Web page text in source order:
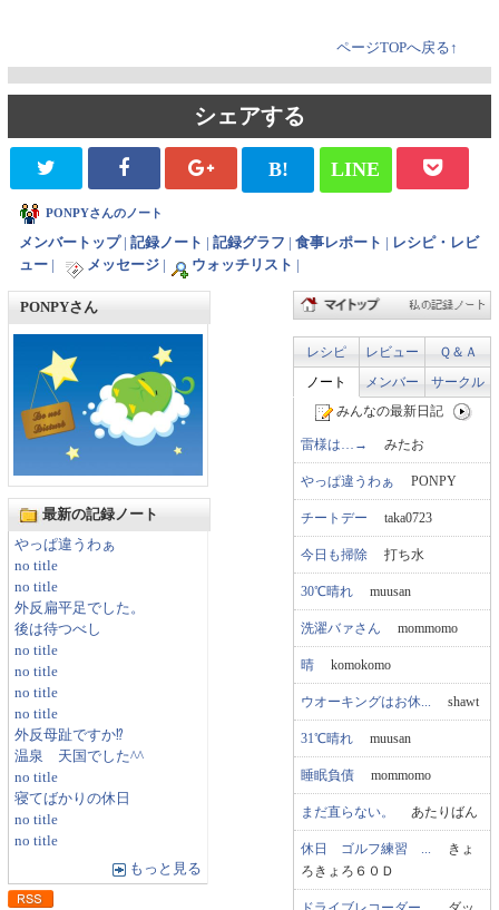
ページTOPへ戻る↑
シェアする
B! LINE
PONPYさんのノート
メンバートップ| 記録ノート 記録グラフ 食事レポート
レシピ・レビ
ュー
メッセージ ウォッチリスト
PONPYさん
最新の記録ノート
やっぱ違うわぁ
no title
no title
外反扁平足でした。
後は待つべし
no title
no title
no title
no title
外反母趾ですか⁉
温泉 天国でした^^
no title
寝てばかりの休日
no title
no title
もっと見る
レシピ レビュー
Ｑ＆Ａ
ノート
メンバー
サークル
みんなの最新日記
雷様は…→ みたお
やっぱ違うわぁ PONPY
チートデー taka0723
今日も掃除 打ち水
30℃晴れ muusan
洗濯バァさん mommomo
晴 komokomo
ウオーキングはお休... shawt
31℃晴れ muusan
睡眠負債 mommomo
まだ直らない。 あたりばん
休日 ゴルフ練習 ...
きょ
ろきょろ６０Ｄ